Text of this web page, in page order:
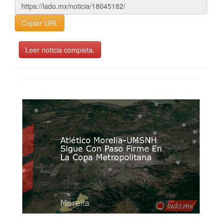
Copiar URL
Leer noticia completa.